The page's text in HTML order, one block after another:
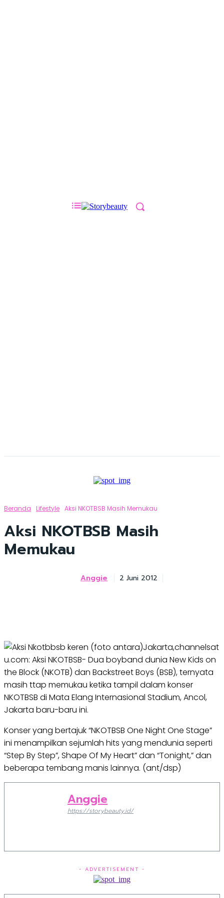
Beranda Lifestyle Aksi NKOTBSB Masih Memukau
Aksi NKOTBSB Masih
Memukau
Anggie 2 Juni 2012
Jakarta,channelsat
u.com: Aksi NKOTBSB- Dua boyband dunia New Kids on
the Block (NKOTB) dan Backstreet Boys (BSB), ternyata
masih ttap memukau ketika tampil dalam konser
NKOTBSB di Mata Elang Internasional Stadium, Ancol,
Jakarta baru-baru ini.
Konser yang bertajuk “NKOTBSB One Night One Stage”
ini menampilkan sejumlah hits yang mendunia seperti
“Step By Step”, Shape Of My Heart” dan “Tonight,” dan
beberapa tembang manis lainnya. (ant/dsp)
Anggie
https://storybeauty.id/
- ADVERTISEMENT -